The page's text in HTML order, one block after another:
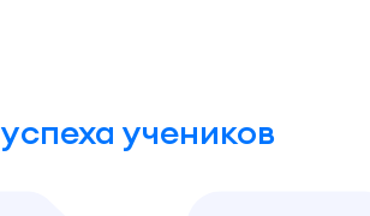
успеха учеников